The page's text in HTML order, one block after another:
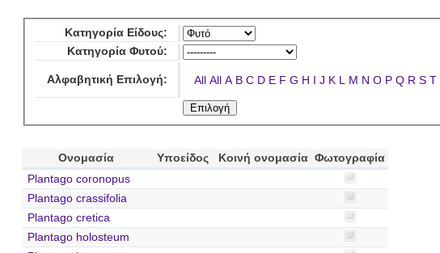
Κατηγορία Είδους:
Κατηγορία Φυτού:
Αλφαβητική Επιλογή: All All A B C D E F G H I J K L M N O P Q R S T
Ονομασία Υποείδος Κοινή ονομασία Φωτογραφία
Plantago coronopus
Plantago crassifolia
Plantago cretica
Plantago holosteum